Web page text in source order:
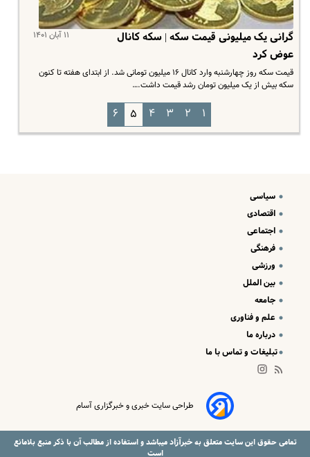
۱۱ آبان ۱۴۰۱
گرانی یک میلیونی قیمت سکه | سکه کانال
عوض کرد
قیمت سکه روز چهارشنبه وارد کانال ۱۶ میلیون تومانی شد. از ابتدای هفته تا کنون
سکه بیش از یک میلیون تومان رشد قیمت داشت.…
۱ ۲ ۳ ۴ ۵ ۶
سیاسی
اقتصادی
اجتماعی
فرهنگی
ورزشی
بین الملل
جامعه
علم و فناوری
درباره ما
تبلیغات و تماس با ما
طراحی سایت خبری و خبرگزاری آسام
تمامی حقوق این سایت متعلق بهخبرآزادمیباشد و استفاده از مطالب آن با ذکر منبع بلامانع
است